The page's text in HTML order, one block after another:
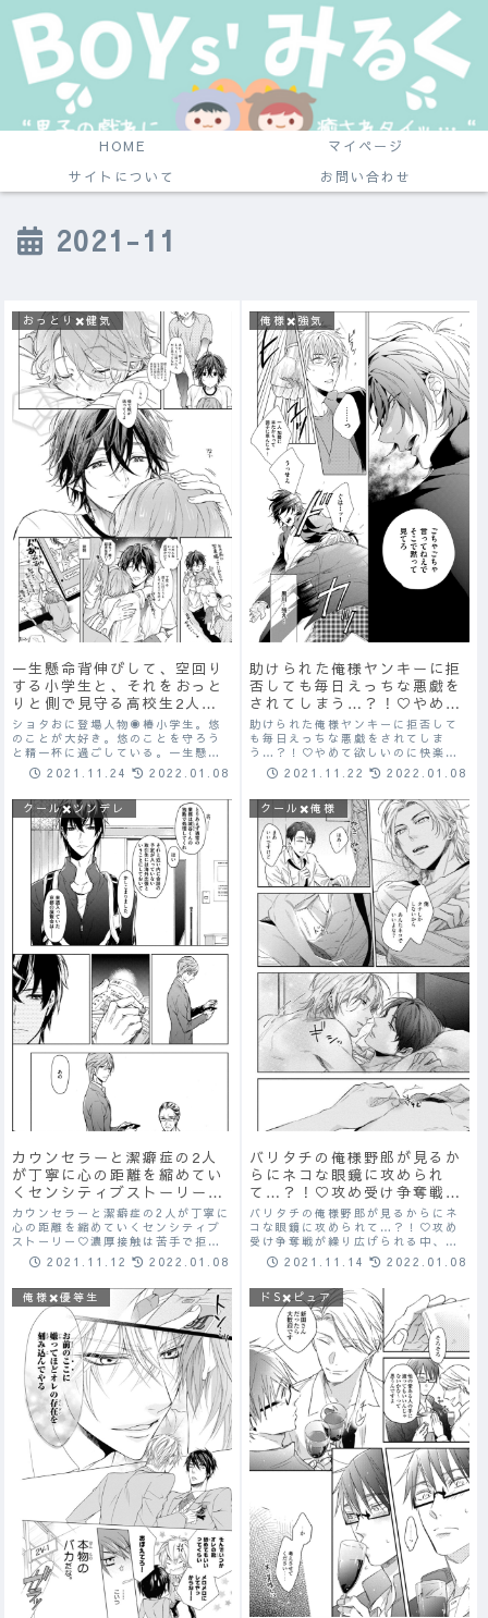
HOME
マイページ
サイトについて
お問い合わせ
2021-11
おっとり✖️健気
一生懸命背伸びして、空回り
する小学生と、それをおっと
りと側で見守る高校生2人の
あまあまショタコンストーリ
ー♡
ショタおに登場人物◉椿小学生。悠
のことが大好き。悠のことを守ろう
と精一杯に過ごしている。一生懸命
に背伸びして空回りしている。◉悠
椿の幼馴染の高校生。面倒見がい
した雰囲気。「おれが責任とって悠
兄を幸せにするんだ...
2021.11.24 2022.01.08
俺様✖️強気
助けられた俺様ヤンキーに拒
否しても毎日えっちな悪戯を
されてしまう…？！♡やめて
欲しいのに快楽まで否定する
ことが出来なくなってき
て…？♡
助けられた俺様ヤンキーに拒否して
も毎日えっちな悪戯をされてしま
う…？！♡やめて欲しいのに快楽ま
で否定することが出来なくなってき
て…？♡強気受けが好きな人は必見
2021.11.22 2022.01.08
クール✖️俺様
バリタチの俺様野郎が見るか
らにネコな眼鏡に攻められ
て…？！♡攻め受け争奪戦が
繰り広げられる中、強気受け
が従順に調教されていく♡
バリタチの俺様野郎が見るからにネ
コな眼鏡に攻められて…？！♡攻め
受け争奪戦が繰り広げられる中、強
気受けが従順に調教されていく♡
2021.11.14 2022.01.08
クール✖️ツンデレ
カウンセラーと潔癖症の2人
が丁寧に心の距離を縮めてい
くセンシティブストーリー♡
濃厚接触は苦手で拒みたいは
ずなのに心は受け入れてしま
っていて…？！♡
カウンセラーと潔癖症の2人が丁寧に
心の距離を縮めていくセンシティブ
ストーリー♡濃厚接触は苦手で拒み
たいはずなのに心は受け入れてしま
っていて…？！♡
2021.11.12 2022.01.08
ドS✖️ピュア
俺様✖️優等生